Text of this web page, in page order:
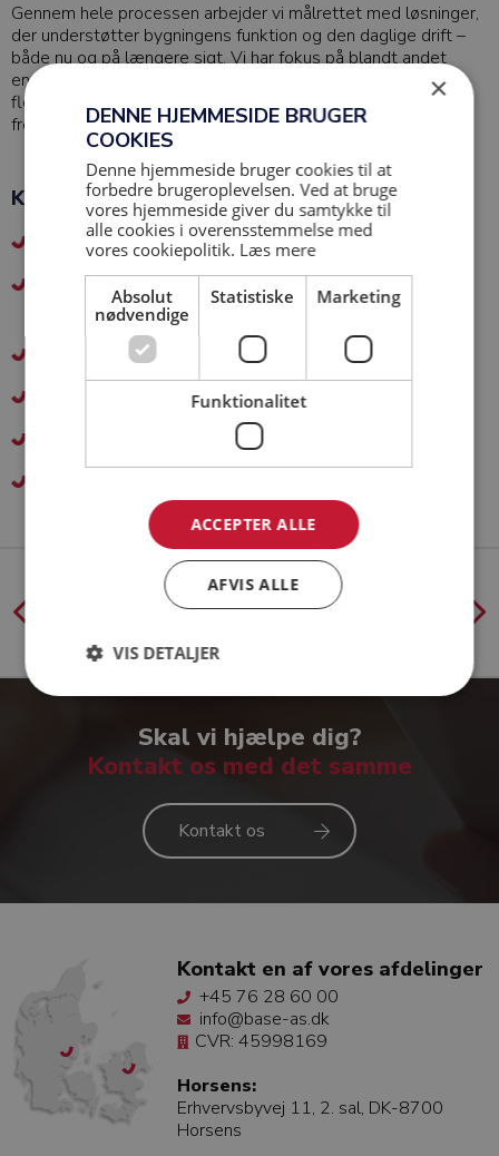
Gennem hele processen arbejder vi målrettet med løsninger,
der understøtter bygningens funktion og den daglige drift –
både nu og på længere sigt. Vi har fokus på blandt andet
energiforbrug, logistik, arbejdsmiljø, driftssikkerhed og
fleksibilitet, så byggeriet bliver robust, funktionelt og
fremtidssikret.
Kort og godt – vi garanterer
Rådgivning helt fra idéfasen af engagerede byggefolk
Stor erfaring - vi er specialister i idræts- og
erhvervsbyggeri
Tæt samarbejde baseret på dialog, tillid og åbenhed
Korte beslutningsveje i en flad organisation
Højt serviceniveau - via fast tilknyttet projektleder
Skal vi hjælpe dig?
Kontakt os med det samme
Kontakt os
Kontakt en af vores afdelinger
+45 76 28 60 00
info@base-as.dk
CVR: 45998169
Horsens:
Erhvervsbyvej 11, 2. sal, DK-8700
Horsens
×
DENNE HJEMMESIDE BRUGER
COOKIES
Denne hjemmeside bruger cookies til at
forbedre brugeroplevelsen. Ved at bruge
vores hjemmeside giver du samtykke til
alle cookies i overensstemmelse med
vores cookiepolitik. Læs mere
Absolut
nødvendige
Statistiske Marketing
Funktionalitet
ACCEPTER ALLE
AFVIS ALLE
VIS DETALJER